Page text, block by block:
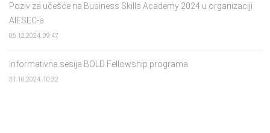
Poziv za učešće na Business Skills Academy 2024 u organizaciji
AIESEC-a
06.12.2024. 09:47
Informativna sesija BOLD Fellowship programa
31.10.2024. 10:32